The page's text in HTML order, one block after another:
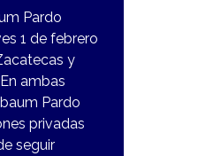
Pardo
1 de febrero
y
ambas
Pardo
privadas
seguir